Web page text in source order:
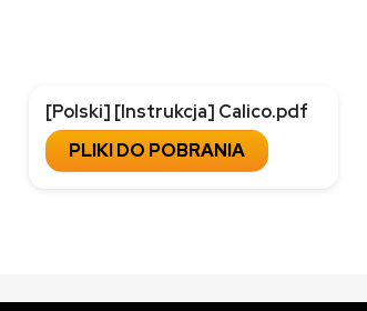
[Polski] [Instrukcja] Calico.pdf
PLIKI DO POBRANIA